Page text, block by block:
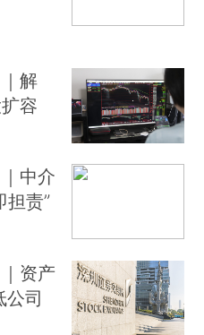
解
容
中介
担责”
资产
公司